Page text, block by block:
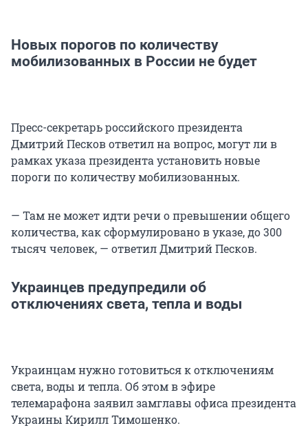
Новых порогов по количеству
мобилизованных в России не будет
Пресс-секретарь российского президента
Дмитрий Песков ответил на вопрос, могут ли в
рамках указа президента установить новые
пороги по количеству мобилизованных.
— Там не может идти речи о превышении общего
количества, как сформулировано в указе, до 300
тысяч человек, — ответил Дмитрий Песков.
Украинцев предупредили об
отключениях света, тепла и воды
Украинцам нужно готовиться к отключениям
света, воды и тепла. Об этом в эфире
телемарафона заявил замглавы офиса президента
Украины Кирилл Тимошенко.